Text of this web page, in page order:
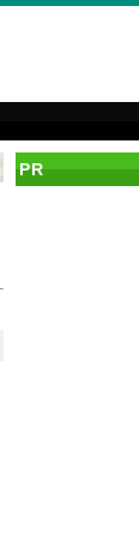
PR